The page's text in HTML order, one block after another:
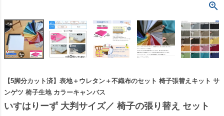
【5脚分カット済】表地＋ウレタン＋不織布のセット 椅子張替えキット サ
ンゲツ 椅子生地 カラーキャンバス
いすはりーず 大判サイズ／ 椅子の張り替え セット